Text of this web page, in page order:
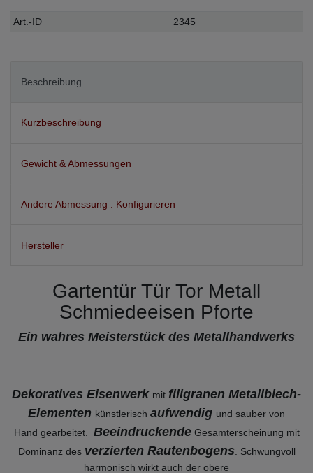
Technisches
Wert
Art.-ID 2345
Beschreibung
Kurzbeschreibung
Gewicht & Abmessungen
Andere Abmessung : Konfigurieren
Hersteller
Gartentür Tür Tor Metall
Schmiedeeisen Pforte
Ein wahres Meisterstück des Metallhandwerks
Dekoratives Eisenwerk mit filigranen Metallblech-
Elementen künstlerisch aufwendig und sauber von
Hand gearbeitet. BeeindruckendeGesamterscheinung mit
Dominanz des verzierten Rautenbogens . Schwungvoll
harmonisch wirkt auch der obere